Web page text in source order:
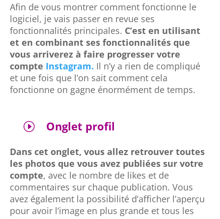
Afin de vous montrer comment fonctionne le
logiciel, je vais passer en revue ses
fonctionnalités principales. C’est en utilisant
et en combinant ses fonctionnalités que
vous arriverez à faire progresser votre
compte Instagram. Il n’y a rien de compliqué
et une fois que l’on sait comment cela
fonctionne on gagne énormément de temps.
I Onglet profil
Dans cet onglet, vous allez retrouver toutes
les photos que vous avez publiées sur votre
compte, avec le nombre de likes et de
commentaires sur chaque publication. Vous
avez également la possibilité d’afficher l’aperçu
pour avoir l’image en plus grande et tous les